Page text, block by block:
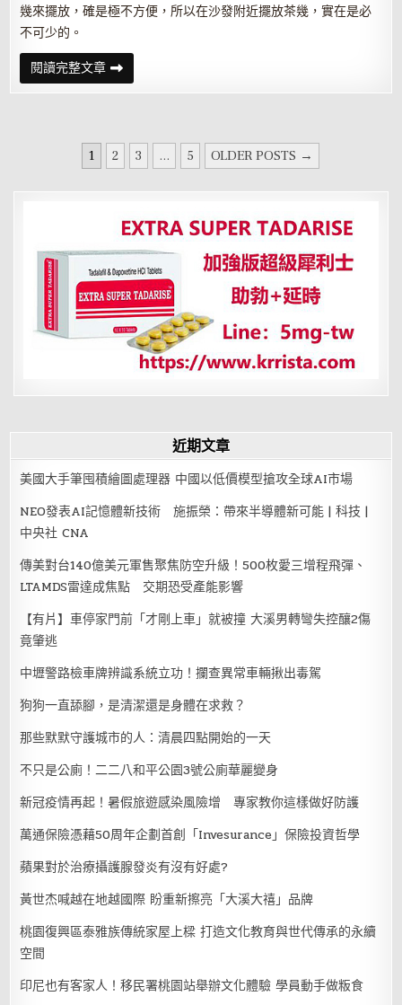
幾來擺放，確是極不方便，所以在沙發附近擺放茶幾，實在是必
不可少的。
閱讀完整文章客
廳
茶
的
風
水
究
1 2 3 ... 5 OLDER POSTS →
近期文章
美國大手筆囤積繪圖處理器 中國以低價模型搶攻全球AI市場
NEO發表AI記憶體新技術 施振榮：帶來半導體新可能 | 科技 |
中央社 CNA
傳美對台140億美元軍售聚焦防空升級！500枚愛三增程飛彈、
LTAMDS雷達成焦點 交期恐受產能影響
【有片】車停家門前「才剛上車」就被撞 大溪男轉彎失控釀2傷
竟肇逃
中壢警路檢車牌辨識系統立功！攔查異常車輛揪出毒駕
狗狗一直舔腳，是清潔還是身體在求救？
那些默默守護城市的人：清晨四點開始的一天
不只是公廁！二二八和平公園3號公廁華麗變身
新冠疫情再起！暑假旅遊感染風險增 專家教你這樣做好防護
萬通保險憑藉50周年企劃首創「Invesurance」保險投資哲學
蘋果對於治療攝護腺發炎有沒有好處?
黃世杰喊越在地越國際 盼重新擦亮「大溪大禧」品牌
桃園復興區泰雅族傳統家屋上樑 打造文化教育與世代傳承的永續
空間
印尼也有客家人！移民署桃園站舉辦文化體驗 學員動手做粄食